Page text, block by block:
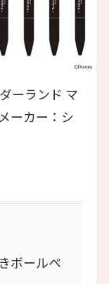
ーランド マ
ーカー：シ
ボールペ